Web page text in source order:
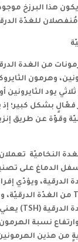
يكون هذا البرزخ
للغدّة
من الغدة
، وهرمون
يود الثايرونين
فعّالٍ بشكل كبير؛ إذ
وقوّة عن طريق
النخاميّة
الدماغ على
الدرقية، ويؤدّي
من الغدّة الدرقيّة،
الدرقية (TSH
)
نسبة
من هذين